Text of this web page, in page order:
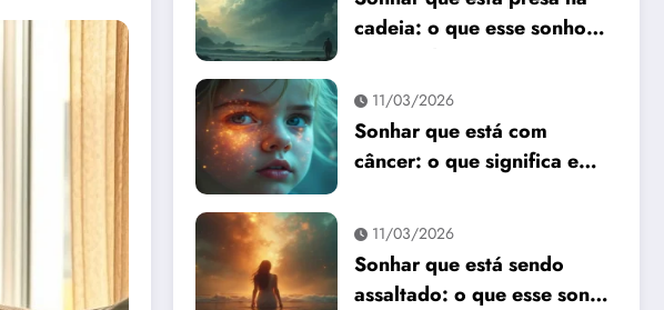
cadeia: o que esse sonho
11/03/2026
Sonhar que está com
câncer: o que significa e
11/03/2026
Sonhar que está sendo
assaltado: o que esse sonho